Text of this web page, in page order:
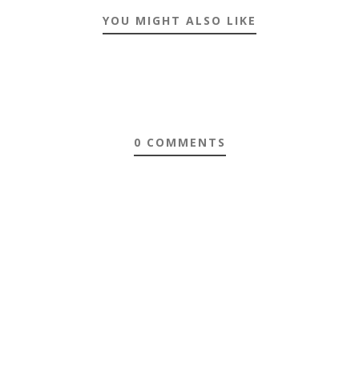
YOU MIGHT ALSO LIKE
0 COMMENTS